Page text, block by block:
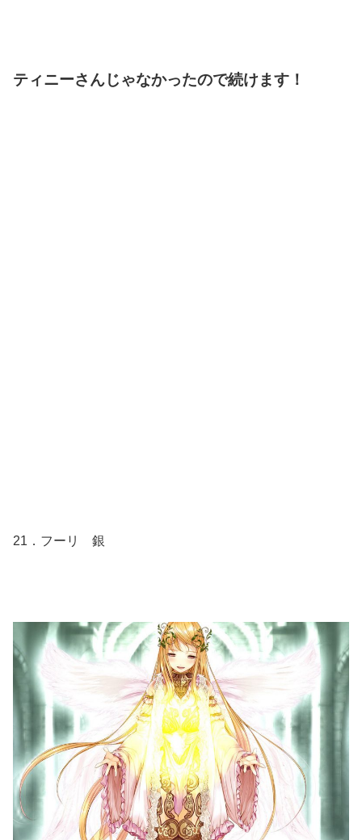
ティニーさんじゃなかったので続けます！
21．フーリ 銀